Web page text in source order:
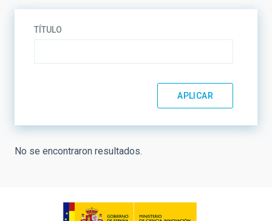
TÍTULO
No se encontraron resultados.